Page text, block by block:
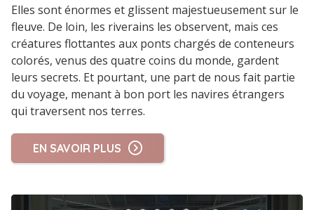
Elles sont énormes et glissent majestueusement sur le
fleuve. De loin, les riverains les observent, mais ces
créatures flottantes aux ponts chargés de conteneurs
colorés, venus des quatre coins du monde, gardent
leurs secrets. Et pourtant, une part de nous fait partie
du voyage, menant à bon port les navires étrangers
qui traversent nos terres.
EN SAVOIR PLUS